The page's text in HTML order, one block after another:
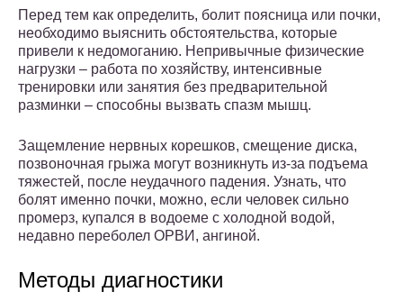
Перед тем как определить, болит поясница или почки,
необходимо выяснить обстоятельства, которые
привели к недомоганию. Непривычные физические
нагрузки – работа по хозяйству, интенсивные
тренировки или занятия без предварительной
разминки – способны вызвать спазм мышц.
Защемление нервных корешков, смещение диска,
позвоночная грыжа могут возникнуть из-за подъема
тяжестей, после неудачного падения. Узнать, что
болят именно почки, можно, если человек сильно
промерз, купался в водоеме с холодной водой,
недавно переболел ОРВИ, ангиной.
Методы диагностики